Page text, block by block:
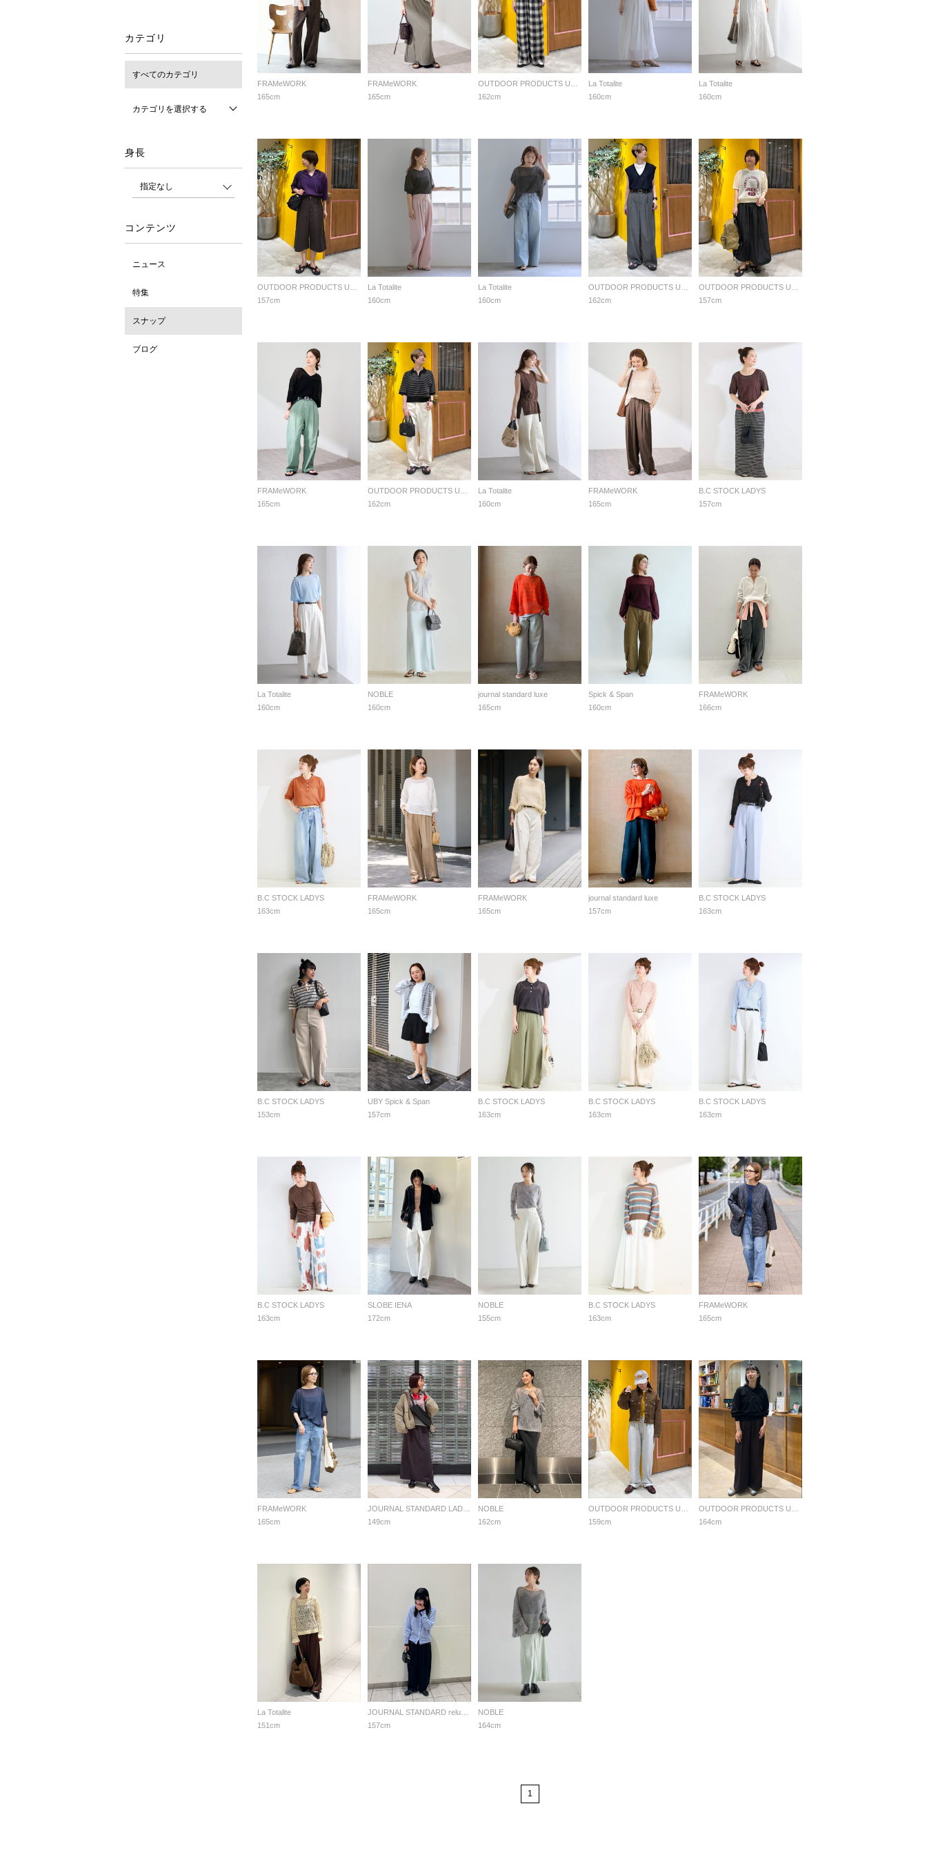
カテゴリ
すべてのカテゴリ
カテゴリを選択する
身長
コンテンツ
ニュース
特集
スナップ
ブログ
FRAMeWORK
165cm
FRAMeWORK
165cm
162cm
La Totalite
160cm
La Totalite
160cm
157cm
La Totalite
160cm
La Totalite
160cm
162cm
157cm
FRAMeWORK
165cm
162cm
La Totalite
160cm
FRAMeWORK
165cm
B.C STOCK LADYS
157cm
La Totalite
160cm
NOBLE
160cm
journal standard luxe
165cm
Spick & Span
160cm
FRAMeWORK
166cm
B.C STOCK LADYS
163cm
FRAMeWORK
165cm
FRAMeWORK
165cm
journal standard luxe
157cm
B.C STOCK LADYS
163cm
B.C STOCK LADYS
153cm
UBY Spick & Span
157cm
B.C STOCK LADYS
163cm
B.C STOCK LADYS
163cm
B.C STOCK LADYS
163cm
B.C STOCK LADYS
163cm
SLOBE IENA
172cm
NOBLE
155cm
B.C STOCK LADYS
163cm
FRAMeWORK
165cm
FRAMeWORK
165cm
149cm
NOBLE
162cm
159cm
164cm
La Totalite
151cm
157cm
NOBLE
164cm
1